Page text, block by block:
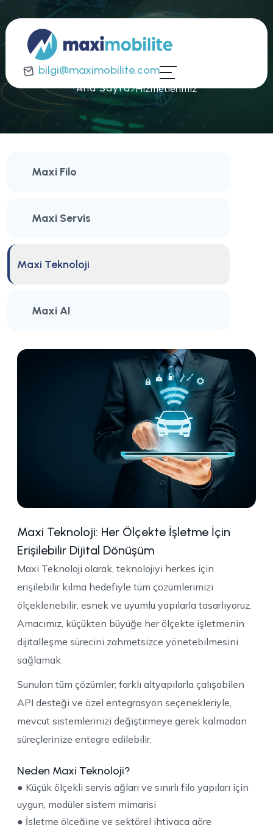
bilgi@maximobilite.com
Hizmetlerimiz
Ana Sayfa Hizmetlerimiz
Maxi Filo
Maxi Servis
Maxi Teknoloji
Maxi AI
Maxi Teknoloji: Her Ölçekte İşletme İçin
Erişilebilir Dijital Dönüşüm
Maxi Teknoloji olarak, teknolojiyi herkes için
erişilebilir kılma hedefiyle tüm çözümlerimizi
ölçeklenebilir, esnek ve uyumlu yapılarla tasarlıyoruz.
Amacımız, küçükten büyüğe her ölçekte işletmenin
dijitalleşme sürecini zahmetsizce yönetebilmesini
sağlamak.
Sunulan tüm çözümler; farklı altyapılarla çalışabilen
API desteği ve özel entegrasyon seçenekleriyle,
mevcut sistemlerinizi değiştirmeye gerek kalmadan
süreçlerinize entegre edilebilir.
Neden Maxi Teknoloji?
● Küçük ölçekli servis ağları ve sınırlı filo yapıları için
uygun, modüler sistem mimarisi
● İşletme ölçeğine ve sektörel ihtiyaca göre